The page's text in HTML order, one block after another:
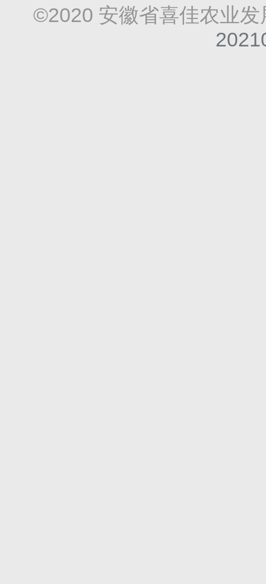
©2020 安徽省喜佳农业